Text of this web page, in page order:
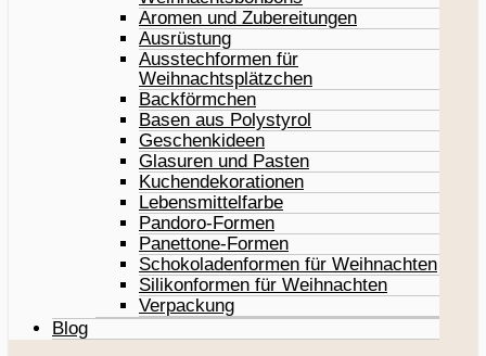
Aromen und Zubereitungen
Ausrüstung
Ausstechformen für
Weihnachtsplätzchen
Backförmchen
Basen aus Polystyrol
Geschenkideen
Glasuren und Pasten
Kuchendekorationen
Lebensmittelfarbe
Pandoro-Formen
Panettone-Formen
Schokoladenformen für Weihnachten
Silikonformen für Weihnachten
Verpackung
Blog